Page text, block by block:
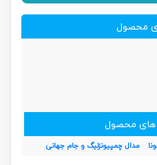
محصول
های محصول
مدال چمپیونزلیگ و جام جهانی